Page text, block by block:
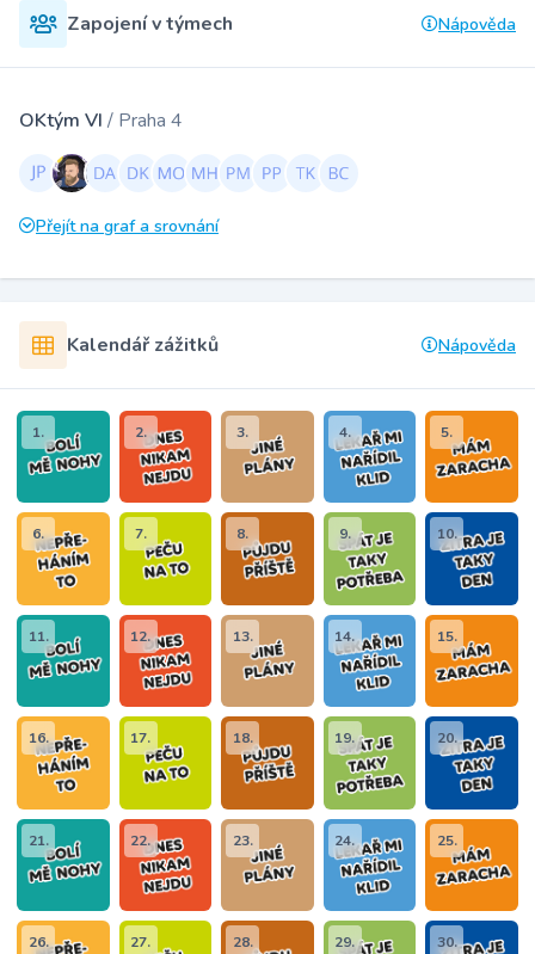
Zapojení v týmech Nápověda
OKtým VI / Praha 4
Přejít na graf a srovnání
Kalendář zážitků Nápověda
1. 2. 3. 4. 5.
6. 7. 8. 9. 10.
11. 12. 13. 14. 15.
16. 17. 18. 19. 20.
21. 22. 23. 24. 25.
26. 27. 28. 29. 30.